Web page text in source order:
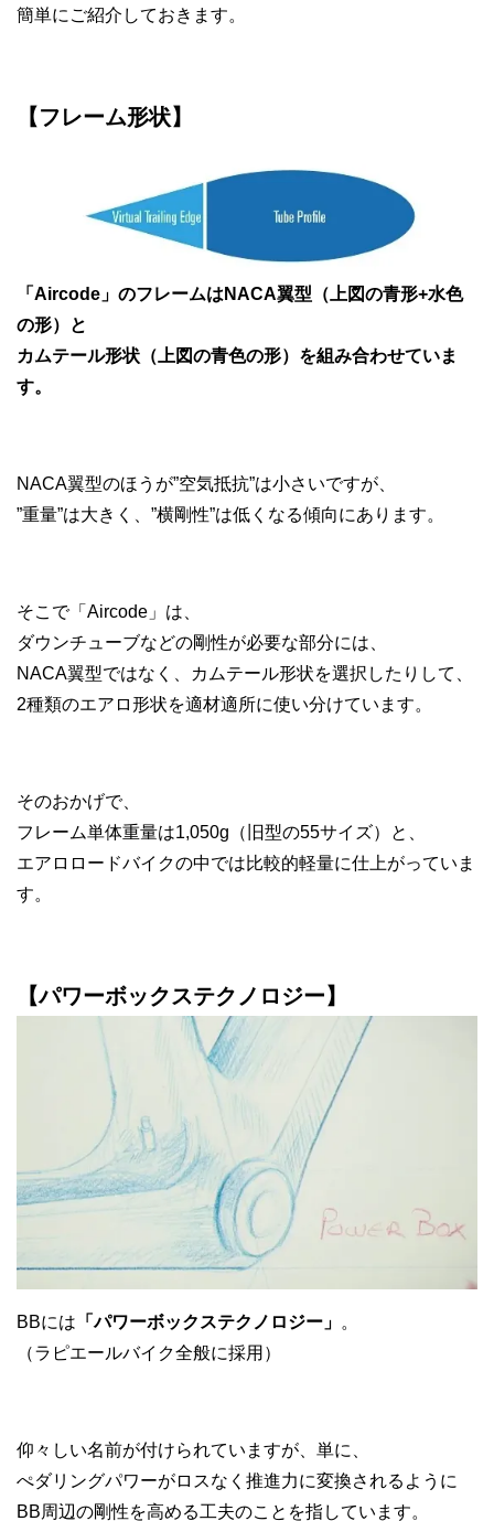
簡単にご紹介しておきます。
【フレーム形状】
「Aircode」のフレームはNACA翼型（上図の青形+水色
の形）と
カムテール形状（上図の青色の形）を組み合わせていま
す。
NACA翼型のほうが”空気抵抗”は小さいですが、
”重量”は大きく、”横剛性”は低くなる傾向にあります。
そこで「Aircode」は、
ダウンチューブなどの剛性が必要な部分には、
NACA翼型ではなく、カムテール形状を選択したりして、
2種類のエアロ形状を適材適所に使い分けています。
そのおかげで、
フレーム単体重量は1,050g（旧型の55サイズ）と、
エアロロードバイクの中では比較的軽量に仕上がっていま
す。
【パワーボックステクノロジー】
BBには 「パワーボックステクノロジー」 。
（ラピエールバイク全般に採用）
仰々しい名前が付けられていますが、単に、
ぺダリングパワーがロスなく推進力に変換されるように
BB周辺の剛性を高める工夫のことを指しています。